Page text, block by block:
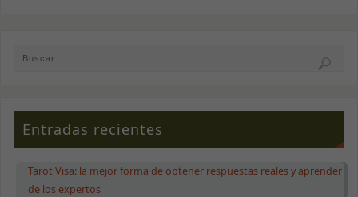
Entradas recientes
Tarot Visa: la mejor forma de obtener respuestas reales y aprender
de los expertos